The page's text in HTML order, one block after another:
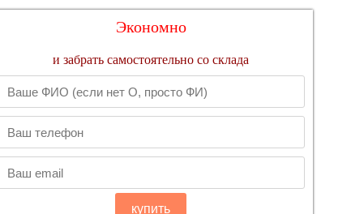
Экономно
и забрать самостоятельно со склада
купить